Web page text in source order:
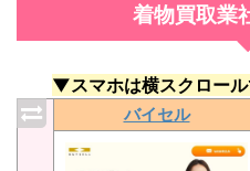
着物買取業
▼スマホは横スクロー
バイセル